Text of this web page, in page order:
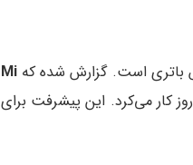
Mi
تا ۱۸ روز با یک بار شارژ دوام می‌آورد، در حالی که نسخه قبلی فقط ۱۴ روز کار می‌کرد. این پیشرفت برای